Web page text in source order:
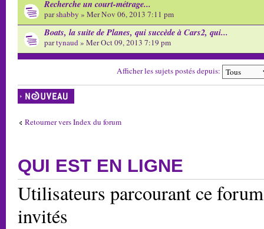
Recherche un court-métrage...
parshabby » Mer Nov 06, 2013 7:11 pm
Boats, la suite de Planes, qui succède à Cars2, qui...
partynaud» Mer Oct 09, 2013 7:19 pm
Afficher les sujets postés depuis:
Écrire un nouveau
sujet
Retourner vers Index du forum
QUI EST EN LIGNE
Utilisateurs parcourant ce
invités